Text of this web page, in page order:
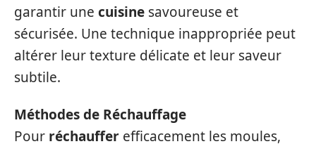
garantir une cuisine savoureuse et
sécurisée. Une technique inappropriée peut
altérer leur texture délicate et leur saveur
subtile.
Méthodes de Réchauffage
Pour réchauffer efficacement les moules,